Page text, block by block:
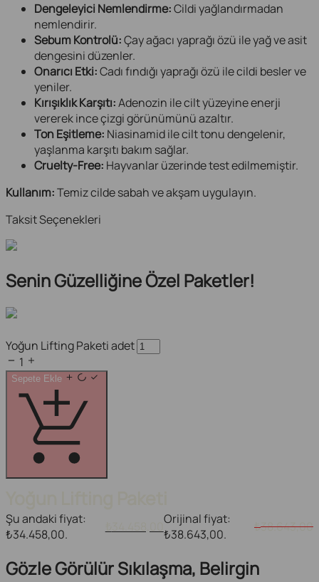
Dengeleyici Nemlendirme:Cildi yağlandırmadan
nemlendirir.
Sebum Kontrolü:Çay ağacı yaprağı özü ile yağ ve asit
dengesini düzenler.
Onarıcı Etki:Cadı fındığı yaprağı özü ile cildi besler ve
yeniler.
Kırışıklık Karşıtı:Adenozin ile cilt yüzeyine enerji
vererek ince çizgi görünümünü azaltır.
Ton Eşitleme: Niasinamid ile cilt tonu dengelenir,
yaşlanma karşıtı bakım sağlar.
Cruelty-Free: Hayvanlar üzerinde test edilmemiştir.
Kullanım:Temiz cilde sabah ve akşam uygulayın.
Taksit Seçenekleri
Senin Güzelliğine Özel Paketler!
Yoğun Lifting Paketi adet
1
Sepete Ekle
₺38.643,00
Orijinal fiyat:
₺38.643,00.
Şu andaki fiyat:
₺34.458,00.
Gözle Görülür Sıkılaşma, Belirgin